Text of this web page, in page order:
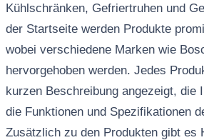
Kühlschränken, Gefriertruhen und
der Startseite werden Produkte
wobei verschiedene Marken wie
hervorgehoben werden. Jedes
kurzen Beschreibung angezeigt, die
die Funktionen und Spezifikationen
Zusätzlich zu den Produkten gibt es